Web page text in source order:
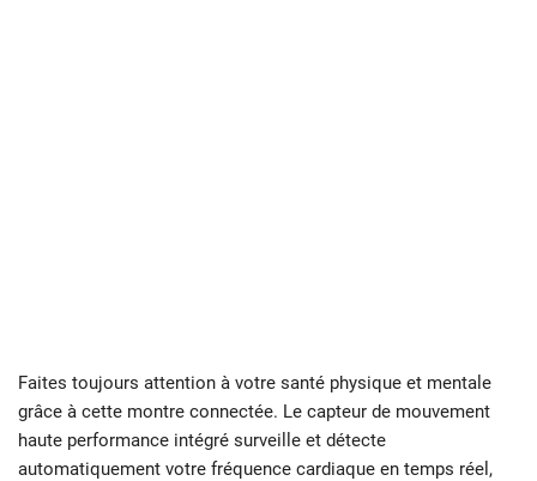
Faites toujours attention à votre santé physique et mentale
grâce à cette montre connectée. Le capteur de mouvement
haute performance intégré surveille et détecte
automatiquement votre fréquence cardiaque en temps réel,